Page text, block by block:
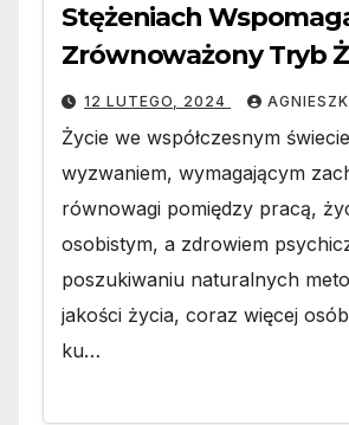
Stężeniach
Zrównoważony Tryb
12 LUTEGO, 2024
Życie we współczesnym
wyzwaniem, wymagającym
równowagi pomiędzy pracą,
osobistym, a zdrowiem
poszukiwaniu naturalnych
jakości życia, coraz więcej
ku…